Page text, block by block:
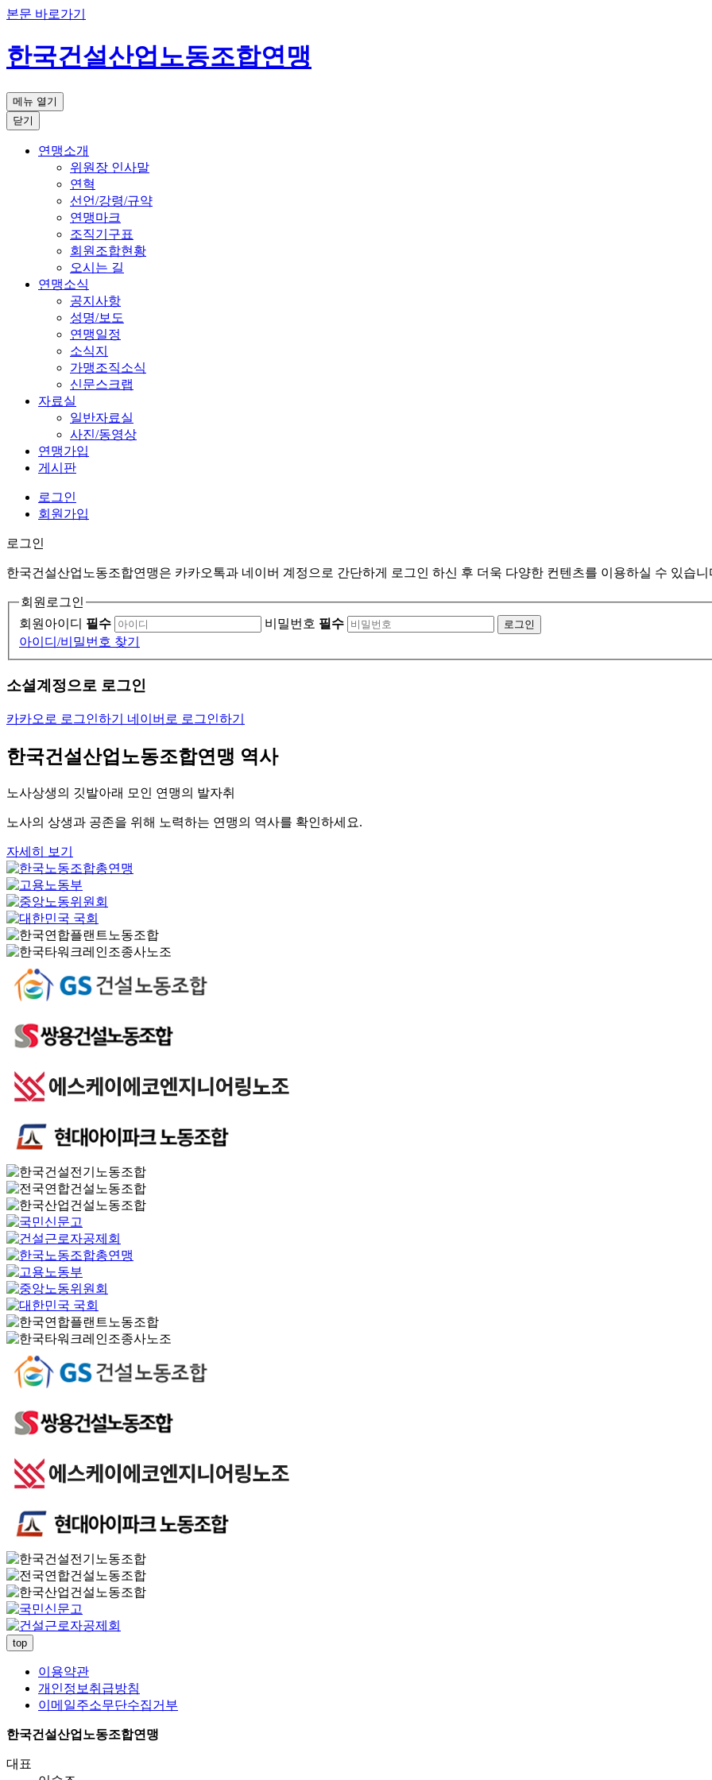
본문 바로가기
한국건설산업노동조합연맹
메뉴 열기
닫기
연맹소개
위원장 인사말
연혁
선언/강령/규약
연맹마크
조직기구표
회원조합현황
오시는 길
연맹소식
공지사항
성명/보도
연맹일정
소식지
가맹조직소식
신문스크랩
자료실
일반자료실
사진/동영상
연맹가입
게시판
로그인
회원가입
로그인
한국건설산업노동조합연맹은 카카오톡과 네이버 계정으로 간단하게 로그인 하신 후 더욱 다양한 컨텐츠를 이용하실 수 있습니
회원로그인
회원아이디 필수 비밀번호 필수 로그인
아이디/비밀번호 찾기
소셜계정으로 로그인
카카오로 로그인하기 네이버로 로그인하기
한국건설산업노동조합연맹 역사
노사상생의 깃발아래 모인 연맹의 발자취
노사의 상생과 공존을 위해 노력하는 연맹의 역사를 확인하세요.
자세히 보기
top
이용약관
개인정보취급방침
이메일주소무단수집거부
한국건설산업노동조합연맹
대표